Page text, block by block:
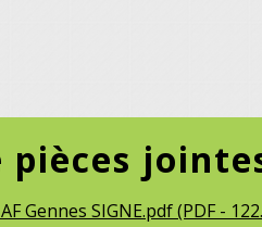
pièces
Gennes SIGNE.pdf (PDF -